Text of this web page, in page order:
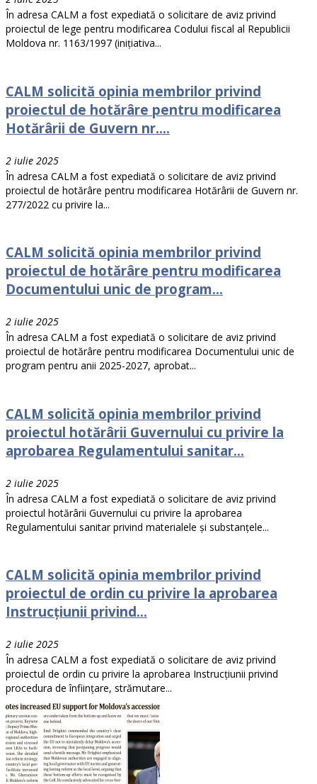
În adresa CALM a fost expediată o solicitare de aviz privind
proiectul de lege pentru modificarea Codului fiscal al Republicii
Moldova nr. 1163/1997 (inițiativa...
CALM solicită opinia membrilor privind
proiectul de hotărâre pentru modificarea
Hotărârii de Guvern nr....
2 iulie 2025
În adresa CALM a fost expediată o solicitare de aviz privind
proiectul de hotărâre pentru modificarea Hotărârii de Guvern nr.
277/2022 cu privire la...
CALM solicită opinia membrilor privind
proiectul de hotărâre pentru modificarea
Documentului unic de program...
2 iulie 2025
În adresa CALM a fost expediată o solicitare de aviz privind
proiectul de hotărâre pentru modificarea Documentului unic de
program pentru anii 2025-2027, aprobat...
CALM solicită opinia membrilor privind
proiectul hotărârii Guvernului cu privire la
aprobarea Regulamentului sanitar...
2 iulie 2025
În adresa CALM a fost expediată o solicitare de aviz privind
proiectul hotărârii Guvernului cu privire la aprobarea
Regulamentului sanitar privind materialele și substanțele...
CALM solicită opinia membrilor privind
proiectul de ordin cu privire la aprobarea
Instrucțiunii privind...
2 iulie 2025
În adresa CALM a fost expediată o solicitare de aviz privind
proiectul de ordin cu privire la aprobarea Instrucțiunii privind
procedura de înființare, strămutare...